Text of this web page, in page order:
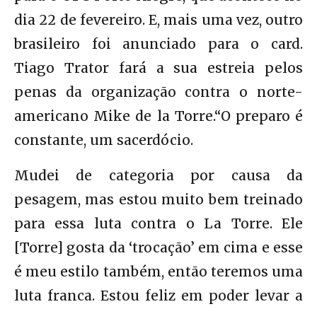
dia 22 de fevereiro. E, mais uma vez, outro
brasileiro foi anunciado para o card.
Tiago Trator fará a sua estreia pelos
penas da organização contra o norte-
americano Mike de la Torre.“O preparo é
constante, um sacerdócio.
Mudei de categoria por causa da
pesagem, mas estou muito bem treinado
para essa luta contra o La Torre. Ele
[Torre] gosta da ‘trocação’ em cima e esse
é meu estilo também, então teremos uma
luta franca. Estou feliz em poder levar a